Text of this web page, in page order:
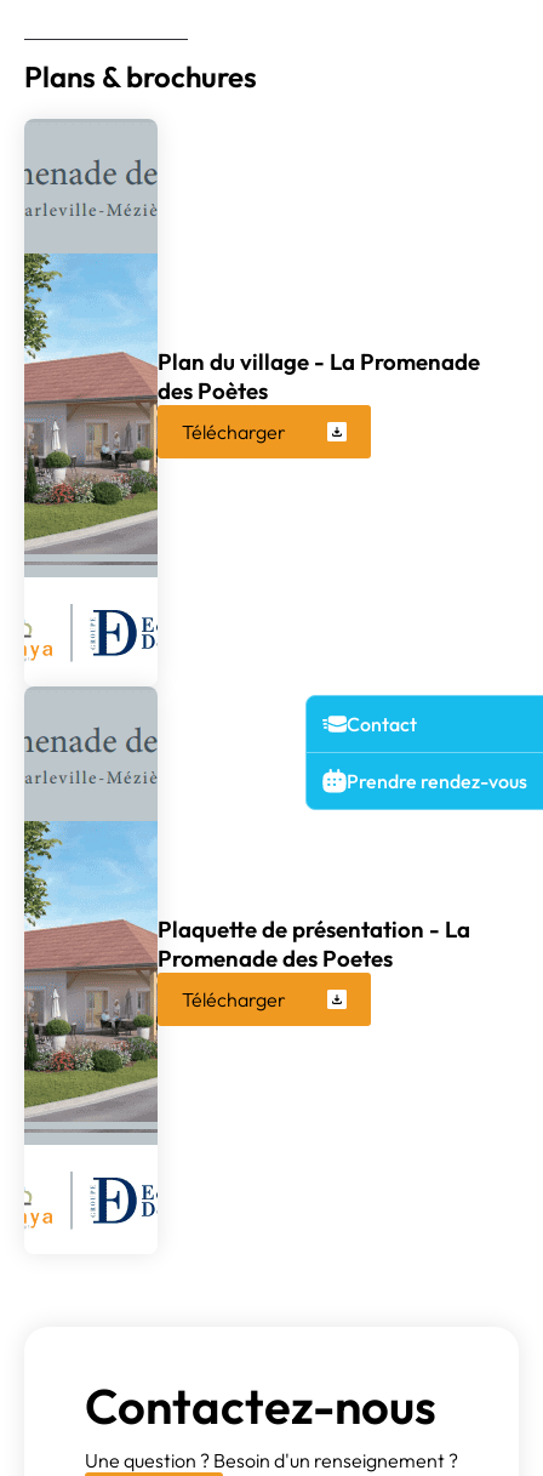
Plans & brochures
Plan du village - La Promenade
des Poètes
Télécharger
Plaquette de présentation - La
Promenade des Poetes
Télécharger
Contactez-nous
Une question ? Besoin d'un renseignement ?
Contact
Prendre rendez-vous